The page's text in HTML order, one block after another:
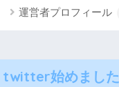
運営者プロフィール
twitter始めました